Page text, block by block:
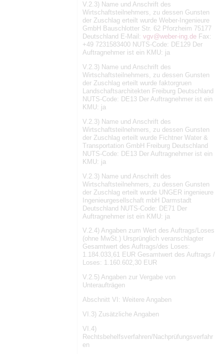
V.2.3) Name und Anschrift des
Wirtschaftsteilnehmers, zu dessen Gunsten
der Zuschlag erteilt wurde Weber-Ingenieure
GmbH Bauschlotter Str. 62 Pforzheim 75177
Deutschland E-Mail: vgv@weber-ing.de Fax:
+49 7231583400 NUTS-Code: DE129 Der
Auftragnehmer ist ein KMU: ja
V.2.3) Name und Anschrift des
Wirtschaftsteilnehmers, zu dessen Gunsten
der Zuschlag erteilt wurde faktorgruen
Landschaftsarchitekten Freiburg Deutschland
NUTS-Code: DE13 Der Auftragnehmer ist ein
KMU: ja
V.2.3) Name und Anschrift des
Wirtschaftsteilnehmers, zu dessen Gunsten
der Zuschlag erteilt wurde Fichtner Water &
Transportation GmbH Freiburg Deutschland
NUTS-Code: DE13 Der Auftragnehmer ist ein
KMU: ja
V.2.3) Name und Anschrift des
Wirtschaftsteilnehmers, zu dessen Gunsten
der Zuschlag erteilt wurde UNGER ingenieure
Ingenieurgesellschaft mbH Darmstadt
Deutschland NUTS-Code: DE71 Der
Auftragnehmer ist ein KMU: ja
V.2.4) Angaben zum Wert des Auftrags/Loses
(ohne MwSt.) Ursprünglich veranschlagter
Gesamtwert des Auftrags/des Loses:
1.184.033,61 EUR Gesamtwert des Auftrags /
Loses: 1.160.602,30 EUR
V.2.5) Angaben zur Vergabe von
Unteraufträgen
Abschnitt VI: Weitere Angaben
VI.3) Zusätzliche Angaben
VI.4)
Rechtsbehelfsverfahren/Nachprüfungsverfahr
en